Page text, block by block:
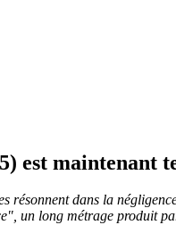
est maintenant
résonnent dans la
un long métrage produit